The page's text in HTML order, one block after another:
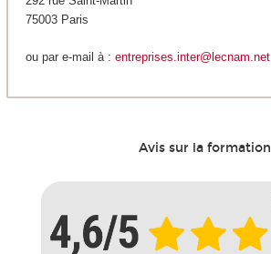
75003 Paris
ou par e-mail à : entreprises.inter@lecnam.net
Avis sur la formation